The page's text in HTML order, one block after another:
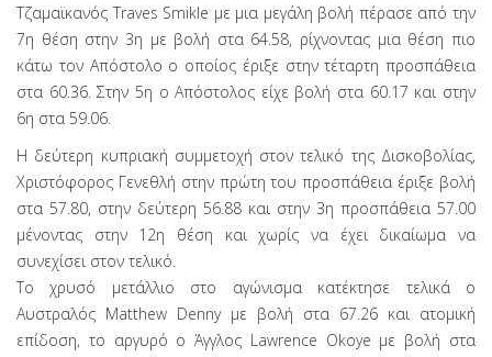
Τζαμαϊκανός Traves Smikle με μια μεγάλη βολή πέρασε από την
7η θέση στην 3η με βολή στα 64.58, ρίχνοντας μια θέση πιο
κάτω τον Απόστολο ο οποίος έριξε στην τέταρτη προσπάθεια
στα 60.36. Στην 5η ο Απόστολος είχε βολή στα 60.17 και στην
6η στα 59.06.
Η δεύτερη κυπριακή συμμετοχή στον τελικό της Δισκοβολίας,
Χριστόφορος Γενεθλή στην πρώτη του προσπάθεια έριξε βολή
στα 57.80, στην δεύτερη 56.88 και στην 3η προσπάθεια 57.00
μένοντας στην 12η θέση και χωρίς να έχει δικαίωμα να
συνεχίσει στον τελικό.
Το χρυσό μετάλλιο στο αγώνισμα κατέκτησε τελικά ο
Αυστραλός Matthew Denny με βολή στα 67.26 και ατομική
επίδοση, το αργυρό ο Άγγλος Lawrence Okoye με βολή στα